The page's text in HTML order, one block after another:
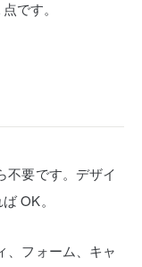
です。
不要です。デザイ
OK。
、フォーム、キャ